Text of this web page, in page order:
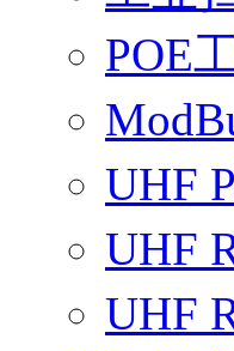
POE
UHF
UHF
UHF